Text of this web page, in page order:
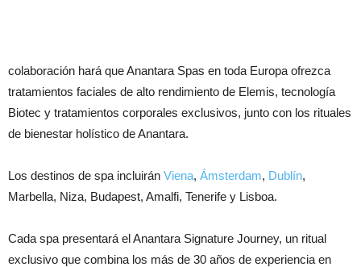
colaboración hará que Anantara Spas en toda Europa ofrezca
tratamientos faciales de alto rendimiento de Elemis, tecnología
Biotec y tratamientos corporales exclusivos, junto con los rituales
de bienestar holístico de Anantara.
Los destinos de spa incluirán Viena, Ámsterdam, Dublín,
Marbella, Niza, Budapest, Amalfi, Tenerife y Lisboa.
Cada spa presentará el Anantara Signature Journey, un ritual
exclusivo que combina los más de 30 años de experiencia en